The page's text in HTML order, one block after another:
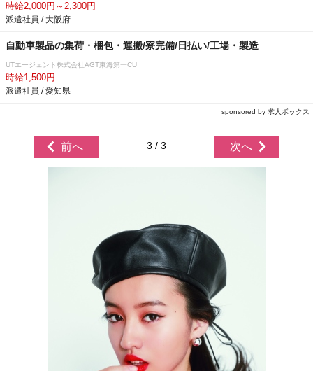
時給2,000円～2,300円
派遣社員 / 大阪府
自動車製品の集荷・梱包・運搬/寮完備/日払い/工場・製造
UTエージェント株式会社AGT東海第一CU
時給1,500円
派遣社員 / 愛知県
sponsored by 求人ボックス
前へ 3 / 3 次へ